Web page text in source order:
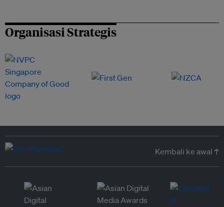
Organisasi Strategis
Kembali ke awal ↑